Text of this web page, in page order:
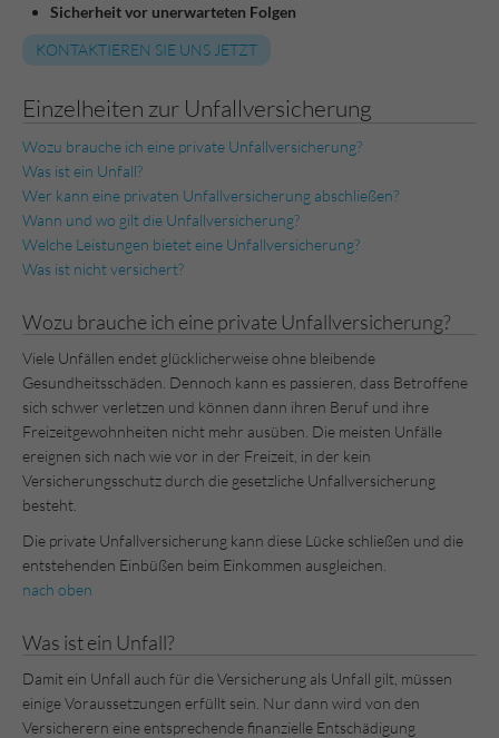
Sicherheit vor unerwarteten Folgen
KONTAKTIEREN SIE UNS JETZT
Einzelheiten zur Unfallversicherung
Wozu brauche ich eine private Unfallversicherung?
Was ist ein Unfall?
Wer kann eine privaten Unfallversicherung abschließen?
Wann und wo gilt die Unfallversicherung?
Welche Leistungen bietet eine Unfallversicherung?
Was ist nicht versichert?
Wozu brauche ich eine private Unfallversicherung?
Viele Unfällen endet glücklicherweise ohne bleibende
Gesundheitsschäden. Dennoch kann es passieren, dass Betroffene
sich schwer verletzen und können dann ihren Beruf und ihre
Freizeitgewohnheiten nicht mehr ausüben. Die meisten Unfälle
ereignen sich nach wie vor in der Freizeit, in der kein
Versicherungsschutz durch die gesetzliche Unfallversicherung
besteht.
Die private Unfallversicherung kann diese Lücke schließen und die
entstehenden Einbüßen beim Einkommen ausgleichen.
nach oben
Was ist ein Unfall?
Damit ein Unfall auch für die Versicherung als Unfall gilt, müssen
einige Voraussetzungen erfüllt sein. Nur dann wird von den
Versicherern eine entsprechende finanzielle Entschädigung